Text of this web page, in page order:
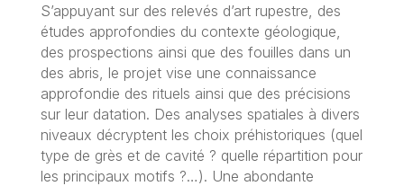
S’appuyant sur des relevés d’art rupestre, des
études approfondies du contexte géologique,
des prospections ainsi que des fouilles dans un
des abris, le projet vise une connaissance
approfondie des rituels ainsi que des précisions
sur leur datation. Des analyses spatiales à divers
niveaux décryptent les choix préhistoriques (quel
type de grès et de cavité ? quelle répartition pour
les principaux motifs ?…). Une abondante